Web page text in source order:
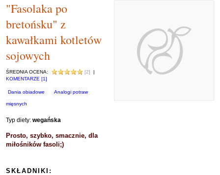
"Fasolaka po
bretońsku" z
kawałkami kotletów
sojowych
ŚREDNIA OCENA: [2]
|
KOMENTARZE [1]
Dania obiadowe Analogi potraw
mięsnych
Typ diety: wegańska
Prosto, szybko, smacznie, dla
miłośników fasoli;)
SKŁADNIKI: